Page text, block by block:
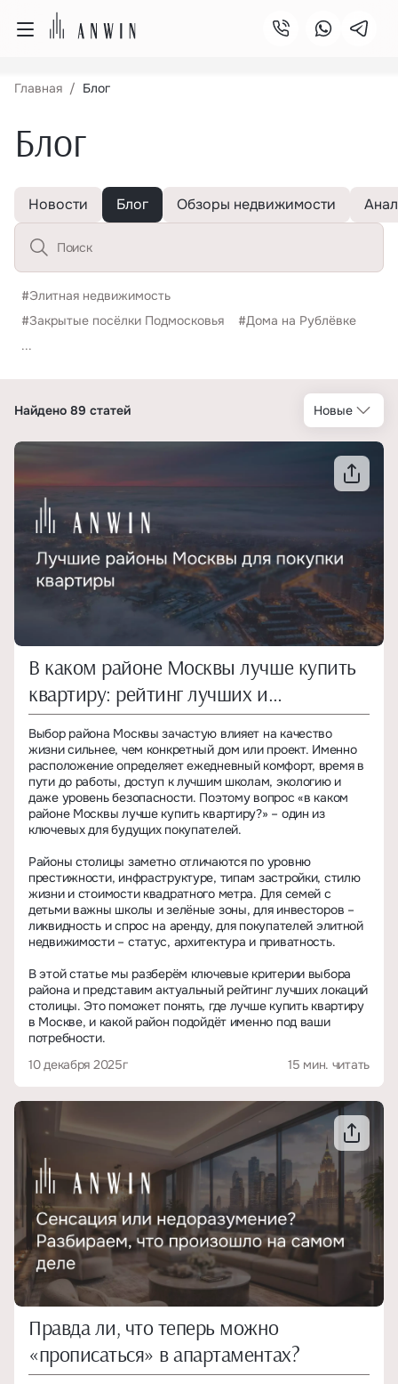
Главная Блог
Блог
Новости Блог Обзоры недвижимости
#Элитная недвижимость
#Закрытые посёлки Подмосковья
#Дома на Рублёвке
...
Найдено 89 статей Новые
В каком районе Москвы лучше купить
квартиру: рейтинг лучших и
престижных районов для жизни
Выбор района Москвы зачастую влияет на качество
жизни сильнее, чем конкретный дом или проект. Именно
расположение определяет ежедневный комфорт, время в
пути до работы, доступ к лучшим школам, экологию и
даже уровень безопасности. Поэтому вопрос «в каком
районе Москвы лучше купить квартиру?» – один из
ключевых для будущих покупателей.
Районы столицы заметно отличаются по уровню
престижности, инфраструктуре, типам застройки, стилю
жизни и стоимости квадратного метра. Для семей с
детьми важны школы и зелёные зоны, для инвесторов –
ликвидность и спрос на аренду, для покупателей элитной
недвижимости – статус, архитектура и приватность.
В этой статье мы разберём ключевые критерии выбора
района и представим актуальный рейтинг лучших локаций
столицы. Это поможет понять, где лучше купить квартиру
в Москве, и какой район подойдёт именно под ваши
потребности.
10 декабря 2025г
15 мин. читать
Правда ли, что теперь можно
«прописаться» в апартаментах?